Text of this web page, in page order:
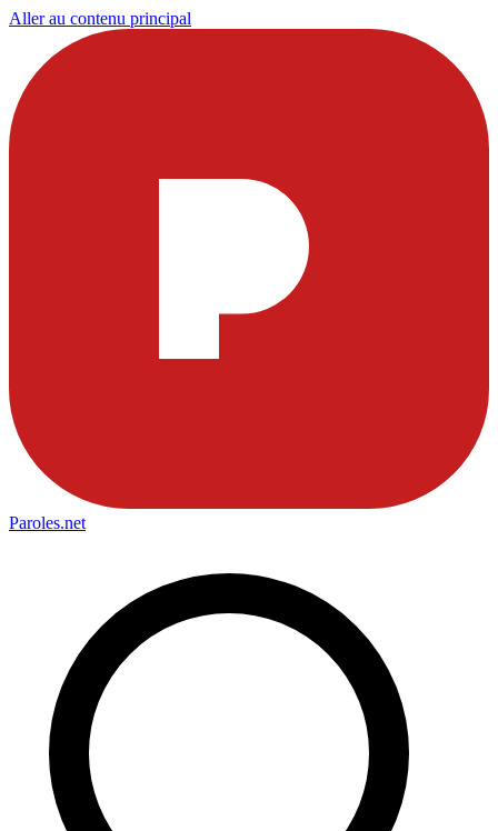
Aller au contenu principal
Paroles.net